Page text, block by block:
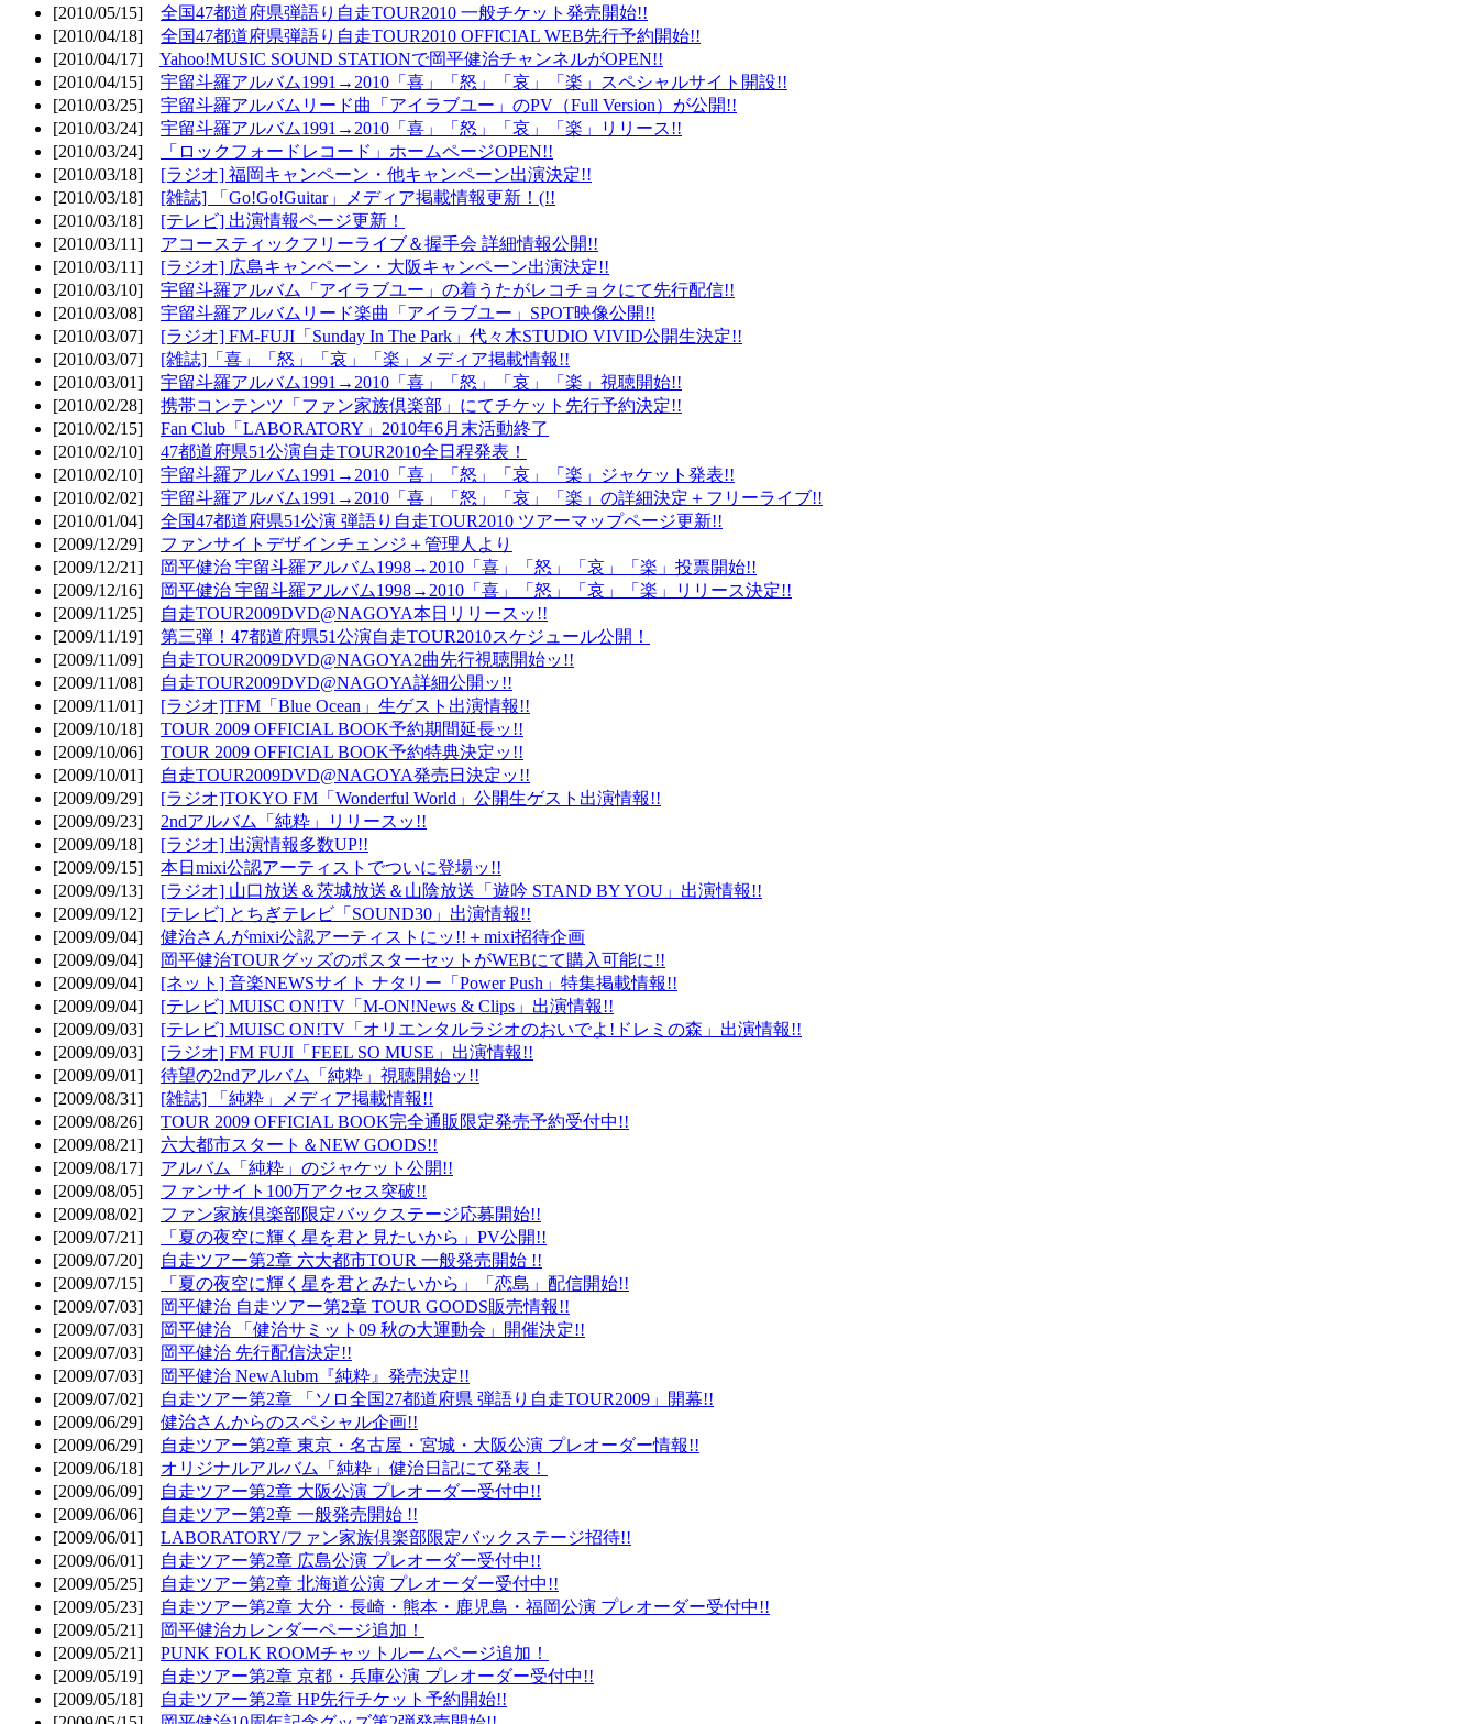
[2010/05/15] 全国47都道府県弾語り自走TOUR2010 一般チケット発売開始!!
[2010/04/18] 全国47都道府県弾語り自走TOUR2010 OFFICIAL WEB先行予約開始!!
[2010/04/17] Yahoo!MUSIC SOUND STATIONで岡平健治チャンネルがOPEN!!
[2010/04/15] 宇留斗羅アルバム1991→2010「喜」「怒」「哀」「楽」スペシャルサイト開設!!
[2010/03/25] 宇留斗羅アルバムリード曲「アイラブユー」のPV（Full Version）が公開!!
[2010/03/24] 宇留斗羅アルバム1991→2010「喜」「怒」「哀」「楽」リリース!!
[2010/03/24]
「ロックフォードレコード」ホームページOPEN!!
[2010/03/18] [ラジオ] 福岡キャンペーン・他キャンペーン出演決定!!
[2010/03/18] [雑誌] 「Go!Go!Guitar」メディア掲載情報更新！(!!
[2010/03/18] [テレビ] 出演情報ページ更新！
[2010/03/11] アコースティックフリーライブ＆握手会 詳細情報公開!!
[2010/03/11] [ラジオ] 広島キャンペーン・大阪キャンペーン出演決定!!
[2010/03/10] 宇留斗羅アルバム「アイラブユー」の着うたがレコチョクにて先行配信!!
[2010/03/08] 宇留斗羅アルバムリード楽曲「アイラブユー」SPOT映像公開!!
[2010/03/07] [ラジオ] FM-FUJI「Sunday In The Park」代々木STUDIO VIVID公開生決定!!
[2010/03/07] [雑誌]「喜」「怒」「哀」「楽」メディア掲載情報!!
[2010/03/01] 宇留斗羅アルバム1991→2010「喜」「怒」「哀」「楽」視聴開始!!
[2010/02/28] 携帯コンテンツ「ファン家族倶楽部」にてチケット先行予約決定!!
[2010/02/15] Fan Club「LABORATORY」2010年6月末活動終了
[2010/02/10] 47都道府県51公演自走TOUR2010全日程発表！
[2010/02/10] 宇留斗羅アルバム1991→2010「喜」「怒」「哀」「楽」ジャケット発表!!
[2010/02/02] 宇留斗羅アルバム1991→2010「喜」「怒」「哀」「楽」の詳細決定＋フリーライブ!!
[2010/01/04] 全国47都道府県51公演 弾語り自走TOUR2010 ツアーマップページ更新!!
[2009/12/29] ファンサイトデザインチェンジ＋管理人より
[2009/12/21]
岡平健治 宇留斗羅アルバム1998→2010「喜」「怒」「哀」「楽」投票開始!!
[2009/12/16]
岡平健治 宇留斗羅アルバム1998→2010「喜」「怒」「哀」「楽」リリース決定!!
[2009/11/25]
自走TOUR2009DVD@NAGOYA本日リリースッ!!
[2009/11/19] 第三弾！47都道府県51公演自走TOUR2010スケジュール公開！
[2009/11/09]
自走TOUR2009DVD@NAGOYA2曲先行視聴開始ッ!!
[2009/11/08]
自走TOUR2009DVD@NAGOYA詳細公開ッ!!
[2009/11/01] [ラジオ]TFM「Blue Ocean」生ゲスト出演情報!!
[2009/10/18] TOUR 2009 OFFICIAL BOOK予約期間延長ッ!!
[2009/10/06] TOUR 2009 OFFICIAL BOOK予約特典決定ッ!!
[2009/10/01]
自走TOUR2009DVD@NAGOYA発売日決定ッ!!
[2009/09/29] [ラジオ]TOKYO FM「Wonderful World」公開生ゲスト出演情報!!
[2009/09/23] 2ndアルバム「純粋」リリースッ!!
[2009/09/18] [ラジオ] 出演情報多数UP!!
[2009/09/15] 本日mixi公認アーティストでついに登場ッ!!
[2009/09/13] [ラジオ] 山口放送＆茨城放送＆山陰放送「遊吟 STAND BY YOU」出演情報!!
[2009/09/12] [テレビ] とちぎテレビ「SOUND30」出演情報!!
[2009/09/04] 健治さんがmixi公認アーティストにッ!!＋mixi招待企画
[2009/09/04]
岡平健治TOURグッズのポスターセットがWEBにて購入可能に!!
[2009/09/04] [ネット] 音楽NEWSサイト ナタリー「Power Push」特集掲載情報!!
[2009/09/04] [テレビ] MUISC ON!TV「M-ON!News & Clips」出演情報!!
[2009/09/03] [テレビ] MUISC ON!TV「オリエンタルラジオのおいでよ!ドレミの森」出演情報!!
[2009/09/03] [ラジオ] FM FUJI「FEEL SO MUSE」出演情報!!
[2009/09/01] 待望の2ndアルバム「純粋」視聴開始ッ!!
[2009/08/31] [雑誌] 「純粋」メディア掲載情報!!
[2009/08/26] TOUR 2009 OFFICIAL BOOK完全通販限定発売予約受付中!!
[2009/08/21] 六大都市スタート＆NEW GOODS!!
[2009/08/17] アルバム「純粋」のジャケット公開!!
[2009/08/05] ファンサイト100万アクセス突破!!
[2009/08/02] ファン家族倶楽部限定バックステージ応募開始!!
[2009/07/21]
「夏の夜空に輝く星を君と見たいから」PV公開!!
[2009/07/20]
自走ツアー第2章 六大都市TOUR 一般発売開始 !!
[2009/07/15]
「夏の夜空に輝く星を君とみたいから」「恋島」配信開始!!
[2009/07/03]
岡平健治 自走ツアー第2章 TOUR GOODS販売情報!!
[2009/07/03]
岡平健治 「健治サミット09 秋の大運動会」開催決定!!
[2009/07/03]
岡平健治 先行配信決定!!
[2009/07/03]
岡平健治 NewAlubm『純粋』発売決定!!
[2009/07/02]
自走ツアー第2章 「ソロ全国27都道府県 弾語り自走TOUR2009」開幕!!
[2009/06/29] 健治さんからのスペシャル企画!!
[2009/06/29]
自走ツアー第2章 東京・名古屋・宮城・大阪公演 プレオーダー情報!!
[2009/06/18] オリジナルアルバム「純粋」健治日記にて発表！
[2009/06/09]
自走ツアー第2章 大阪公演 プレオーダー受付中!!
[2009/06/06]
自走ツアー第2章 一般発売開始 !!
[2009/06/01] LABORATORY/ファン家族倶楽部限定バックステージ招待!!
[2009/06/01]
自走ツアー第2章 広島公演 プレオーダー受付中!!
[2009/05/25]
自走ツアー第2章 北海道公演 プレオーダー受付中!!
[2009/05/23]
自走ツアー第2章 大分・長崎・熊本・鹿児島・福岡公演 プレオーダー受付中!!
[2009/05/21]
岡平健治カレンダーページ追加！
[2009/05/21] PUNK FOLK ROOMチャットルームページ追加！
[2009/05/19]
自走ツアー第2章 京都・兵庫公演 プレオーダー受付中!!
[2009/05/18]
自走ツアー第2章 HP先行チケット予約開始!!